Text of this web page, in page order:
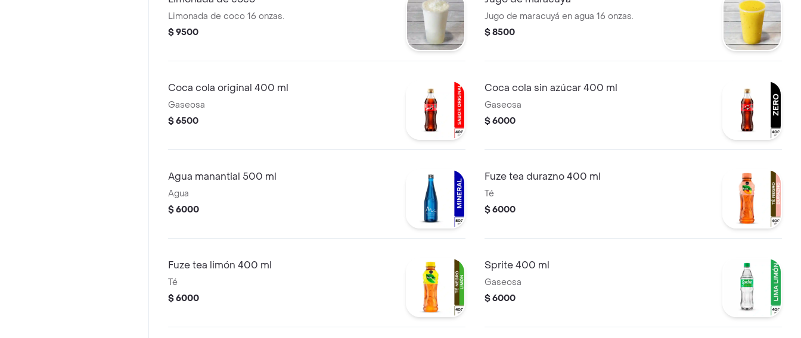
Limonada de coco 16 onzas.
$ 9500
Jugo de maracuyá en agua 16 onzas.
$ 8500
Coca cola original 400 ml
Gaseosa
$ 6500
Coca cola sin azúcar 400 ml
Gaseosa
$ 6000
Agua manantial 500 ml
Agua
$ 6000
Fuze tea durazno 400 ml
Té
$ 6000
Fuze tea limón 400 ml
Té
$ 6000
Sprite 400 ml
Gaseosa
$ 6000